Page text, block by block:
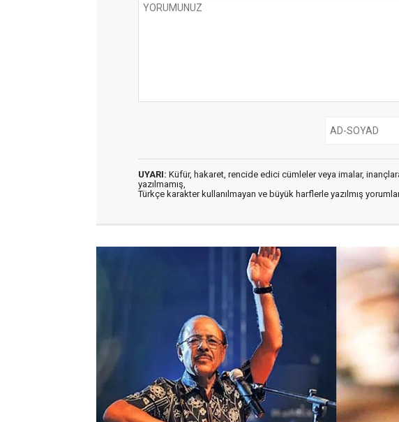
UYARI: Küfür, hakaret, rencide edici cümleler veya imalar,
yazılmamış,
Türkçe karakter kullanılmayan ve büyük harflerle yazılmış